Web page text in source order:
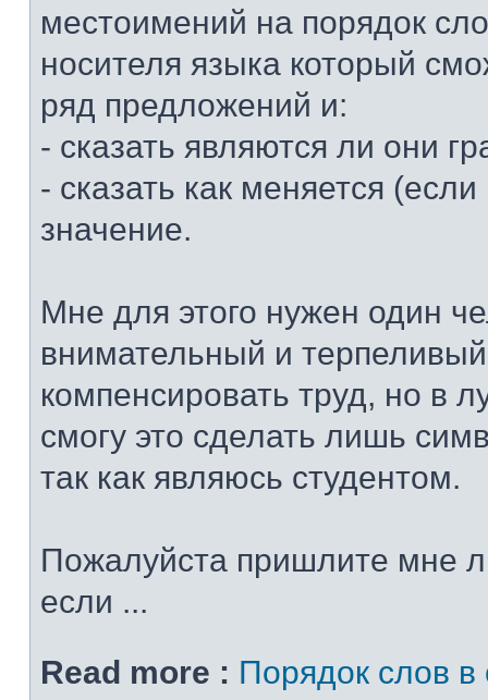
местоимений на порядок
носителя языка который
ряд предложений и:
- сказать являются ли они
- сказать как меняется
значение.
Мне для этого нужен один
внимательный и
компенсировать труд, но в
смогу это сделать лишь
так как являюсь студентом.
Пожалуйста пришлите мне
если ...
Read more : Порядок слов в